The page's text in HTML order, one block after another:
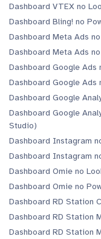
Dashboard VTEX no
Dashboard Bling! no
Dashboard Meta Ads
Dashboard Meta Ads
Dashboard Google Ads
Dashboard Google
Dashboard Google
Dashboard Google
Studio)
Dashboard Instagram
Dashboard Instagram
Dashboard Omie no
Dashboard Omie no
Dashboard RD Station
Dashboard RD Station
Dashboard RD Station